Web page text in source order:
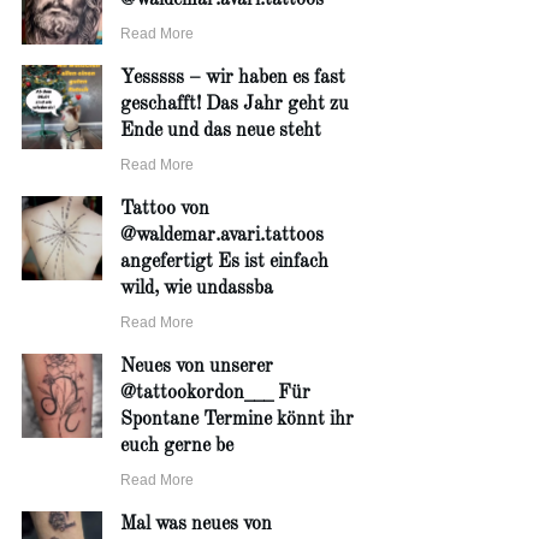
Read More
Yesssss – wir haben es fast
geschafft! Das Jahr geht zu
Ende und das neue steht
Read More
Tattoo von
@waldemar.avari.tattoos
angefertigt Es ist einfach
wild, wie undassba
Read More
Neues von unserer
@tattookordon___ Für
Spontane Termine könnt ihr
euch gerne be
Read More
Mal was neues von